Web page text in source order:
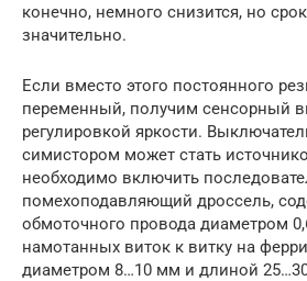
конечно, немного снизится, но
значительно.
Если вместо этого постоянного
переменный, получим сенсорный
регулировкой яркости.
симистором может стать
необходимо включить
помехоподавляющий дроссель,
обмоточного провода диаметром
намотанных виток к витку на
диаметром 8…10 мм и длиной